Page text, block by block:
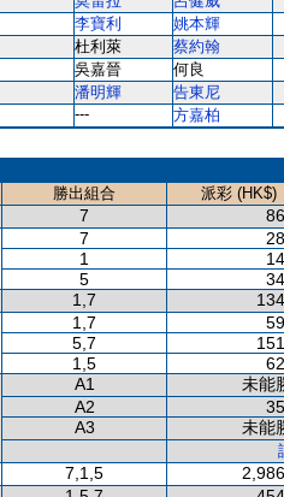
李寶利 姚本輝
杜利萊 蔡約翰
吳嘉晉 何良
潘明輝 告東尼
---
方嘉柏
勝出組合
派彩 (HK$)
7
7
1
5
1,7
1,7
5,7
1,5
A1
未能
A2
A3
未能
7,1,5